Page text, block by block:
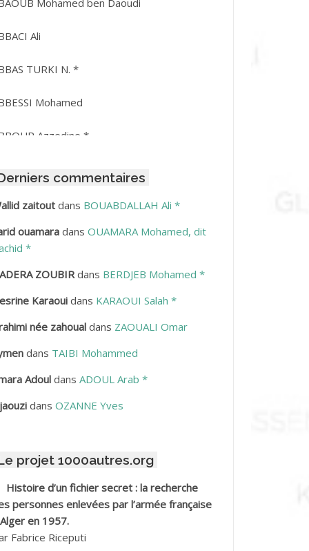
Ali
TURKI N. *
Mohamed
Azzedine *
Amar
Hamid
Mohamed
Lakhdar
Haciba
Mohamed Hamoud*
Mohamed *
Ahmed
Mohamed ben Kaddour
Kouider
commentaires
zaitoutdans BOUABDALLAH Ali *
ouamaradans OUAMARA Mohamed, dit
*
ZOUBIRdans BERDJEB Mohamed *
Karaouidans KARAOUI Salah *
née zahoualdans ZAOUALI Omar
dans TAIBI Mohammed
Adouldans ADOUL Arab *
dans OZANNE Yves
projet 1000autres.org
Histoire d’un fichier secret : la recherche
personnes enlevées par l’armée française
en 1957.
Fabrice Riceputi